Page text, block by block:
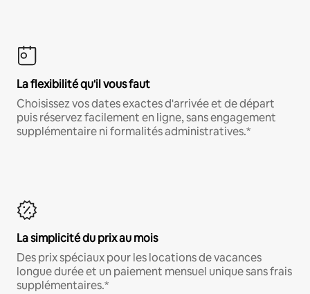
La flexibilité qu'il vous faut
Choisissez vos dates exactes d'arrivée et de départ
puis réservez facilement en ligne, sans engagement
supplémentaire ni formalités administratives.*
La simplicité du prix au mois
Des prix spéciaux pour les locations de vacances
longue durée et un paiement mensuel unique sans frais
supplémentaires.*